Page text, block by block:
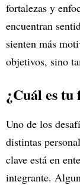
fortalezas y
encuentran
sienten más
objetivos, sino
¿Cuál es
Uno de los
distintas
clave está en
integrante.